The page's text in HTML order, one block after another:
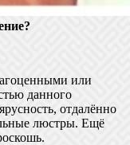
или
данного
отдалённо
люстры. Ещё